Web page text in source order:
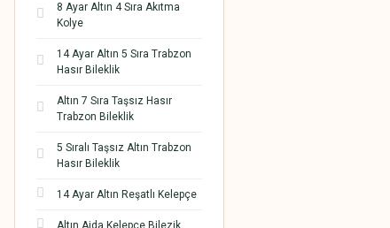
8 Ayar Altın 4 Sıra Akıtma
Kolye
14 Ayar Altın 5 Sıra Trabzon
Hasır Bileklik
Altın 7 Sıra Taşsız Hasır
Trabzon Bileklik
5 Sıralı Taşsız Altın Trabzon
Hasır Bileklik
14 Ayar Altın Reşatlı Kelepçe
Altın Ajda Kelepçe Bilezik